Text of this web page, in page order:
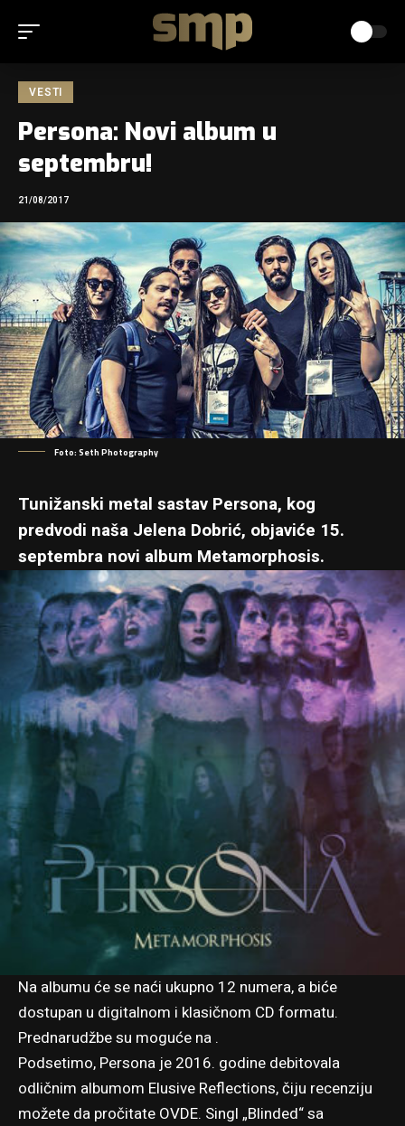
VESTI
Persona: Novi album u
septembru!
21/08/2017
Foto: Seth Photography
Tunižanski metal sastav Persona, kog
predvodi naša Jelena Dobrić, objaviće 15.
septembra novi album Metamorphosis.
Na albumu će se naći ukupno 12 numera, a biće
dostupan u digitalnom i klasičnom CD formatu.
Prednarudžbe su moguće na .
Podsetimo, Persona je 2016. godine debitovala
odličnim albumom Elusive Reflections, čiju recenziju
možete da pročitate OVDE. Singl „Blinded“ sa